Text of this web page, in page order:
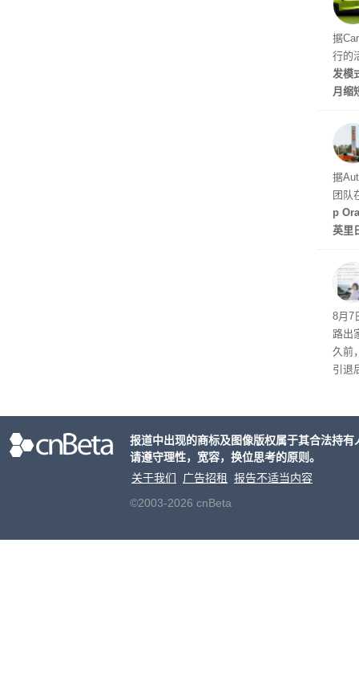
的做
据
行的
发模
月缩
天
据
团队
p
英里
起
8月7
路出
久前
引退
报道中出现的商标及图像版权属于其合法持
请遵守理性，宽容，换位思考的原则。
关于我们
广告招租
报告不适当内容
©2003-2026 cnBeta